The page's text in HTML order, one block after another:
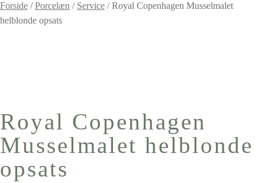
Forside /Porcelæn / Service /Royal Copenhagen Musselmalet
helblonde opsats
Royal Copenhagen
Musselmalet helblonde
opsats